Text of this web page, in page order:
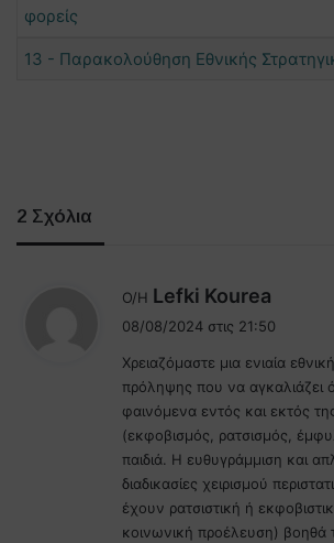
φορείς
13 - Παρακολούθηση Εθνικής
2 Σχόλια
Ο/Η Lefki Kourea
έ
ι
:
08/08/2024 στις 21:50
Χρειαζόμαστε μια ενιαία
πρόληψης που να αγκαλιάζει
φαινόμενα εντός και εκτός
(εκφοβισμός, ρατσισμός,
παιδιά. Η ευθυγράμμιση και
διαδικασίες χειρισμού
έχουν ρατσιστική ή
κοινωνική προέλευση) βοηθά